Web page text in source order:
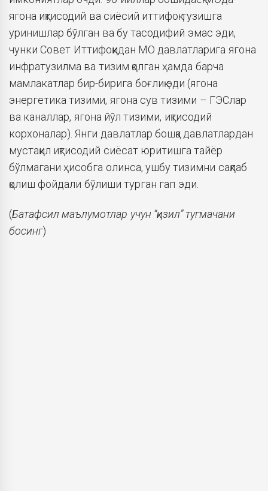
ягона иқтисодий ва сиёсий иттифоқ тузишга
уринишлар бўлган ва бу тасодифий эмас эди,
чунки Совет Иттифоқидан МО давлатларига ягона
инфратузилма ва тизим қолган ҳамда барча
мамлакатлар бир-бирига боғлиқ эди (ягона
энергетика тизими, ягона сув тизими – ГЭСлар
ва каналлар, ягона йўл тизими, иқтисодий
корхоналар). Янги давлатлар бошқа давлатлардан
мустақил иқтисодий сиёсат юритишга тайёр
бўлмагани ҳисобга олинса, ушбу тизимни сақлаб
қолиш фойдали бўлиши турган гап эди.
(Батафсил маълумотлар учун “қизил” тугмачани
босинг)